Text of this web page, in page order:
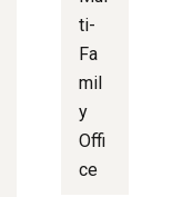
ti-
Fa
mil
y
Offi
ce